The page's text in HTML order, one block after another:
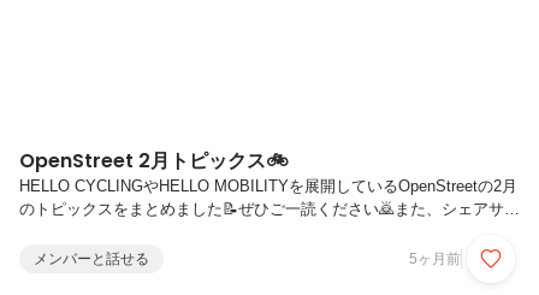
OpenStreet 2月トピックス🚲
HELLO CYCLINGやHELLO MOBILITYを展開しているOpenStreetの2月
のトピックスをまとめました📝ぜひご一読ください🙇また、シェアサイ
インタビューや記事を公開しておりますので、ぜひこちらもよろしくお
メンバーと話せる 5ヶ月前